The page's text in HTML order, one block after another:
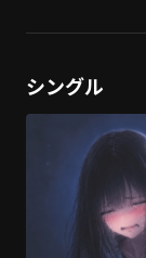
シングル